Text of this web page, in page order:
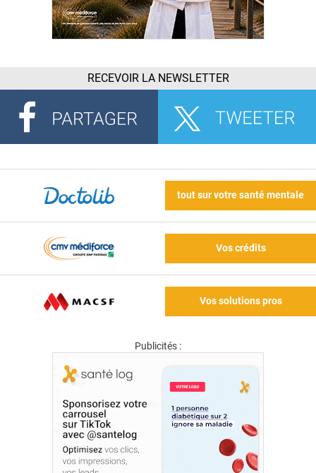
RECEVOIR LA NEWSLETTER
tout sur votre santé mentale
Vos crédits
Vos solutions pros
Publicités :